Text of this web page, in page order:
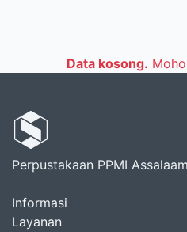
Data kosong.
Perpustakaan PPMI
Informasi
Layanan